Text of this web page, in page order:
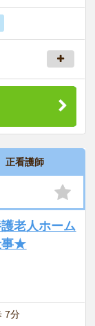
正看護師
老人ホーム
事★
7分